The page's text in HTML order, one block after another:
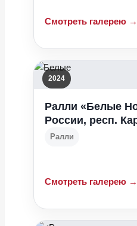
Смотреть галерею →
2024
Ралли «Белые
России, респ.
Ралли
Смотреть галерею →